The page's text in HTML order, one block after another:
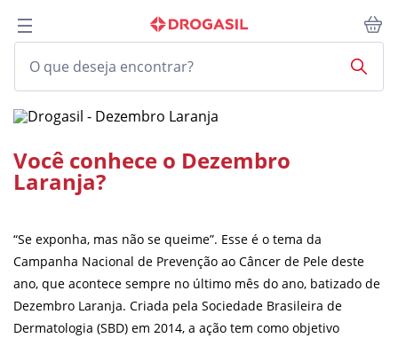
Você conhece o Dezembro
Laranja?
“Se exponha, mas não se queime”. Esse é o tema da
Campanha Nacional de Prevenção ao Câncer de Pele deste
ano, que acontece sempre no último mês do ano, batizado de
Dezembro Laranja. Criada pela Sociedade Brasileira de
Dermatologia (SBD) em 2014, a ação tem como objetivo